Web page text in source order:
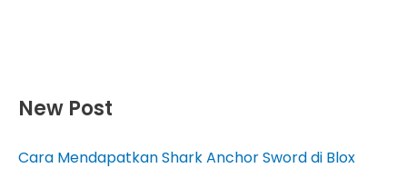
New Post
Cara Mendapatkan Shark Anchor Sword di Blox